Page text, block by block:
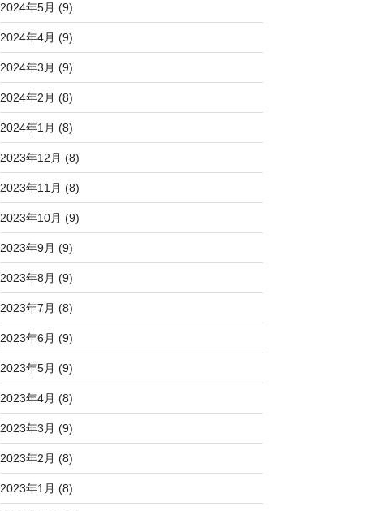
2024年5月 (9)
2024年4月 (9)
2024年3月 (9)
2024年2月 (8)
2024年1月 (8)
2023年12月 (8)
2023年11月 (8)
2023年10月 (9)
2023年9月 (9)
2023年8月 (9)
2023年7月 (8)
2023年6月 (9)
2023年5月 (9)
2023年4月 (8)
2023年3月 (9)
2023年2月 (8)
2023年1月 (8)